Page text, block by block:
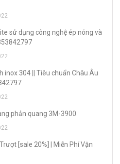
sử dụng công nghệ ép nóng và
inox 304 || Tiêu chuẩn Châu Âu
phản quang 3M-3900
[sale 20%] | Miễn Phí Vận